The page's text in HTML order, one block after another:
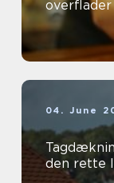
04. June
den rette